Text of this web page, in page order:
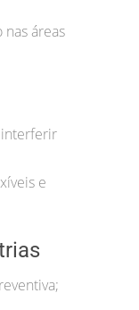
áreas
interferir
e